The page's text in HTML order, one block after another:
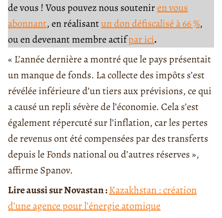
de vous ! Vous pouvez nous souteniren vous
abonnant, en réalisantun don défiscalisé à 66 %,
ou en devenant membre actifpar ici.
« L’année dernière a montré que le pays présentait
un manque de fonds. La collecte des impôts s’est
révélée inférieure d’un tiers aux prévisions, ce qui
a causé un repli sévère de l’économie. Cela s’est
également répercuté sur l’inflation, car les pertes
de revenus ont été compensées par des transferts
depuis le Fonds national ou d’autres réserves »,
affirme Spanov.
Lire aussi sur Novastan :Kazakhstan : création
d’une agence pour l’énergie atomique